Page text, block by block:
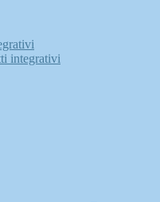
integrativi